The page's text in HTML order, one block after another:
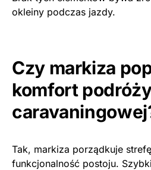
okleiny podczas jazdy.
Czy markiza
komfort
Tak, markiza porządkuje
funkcjonalność postoju.